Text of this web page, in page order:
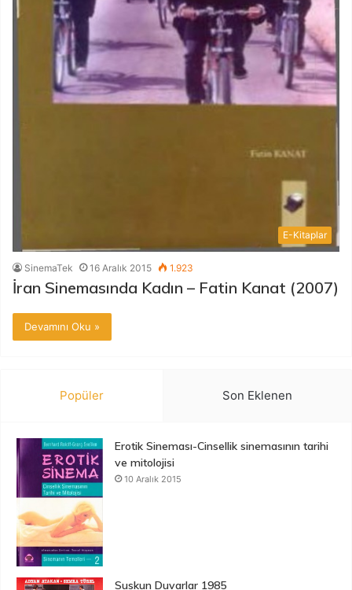
E-Kitaplar
SinemaTek 16 Aralık 2015 1.923
İran Sinemasında Kadın – Fatin Kanat (2007)
Devamını Oku »
Popüler Son Eklenen
Erotik Sineması-Cinsellik sinemasının tarihi
ve mitolojisi
10 Aralık 2015
Suskun Duvarlar 1985